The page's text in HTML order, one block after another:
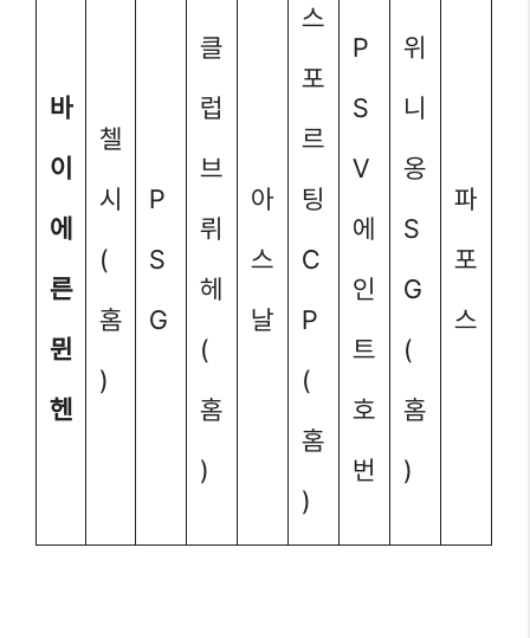
바
이
에
른
뮌
헨
첼
시
(
홈
)
P
S
G
클
럽
브
뤼
헤
(
홈
)
아
스
날
스
포
르
팅
C
P
(
홈
)
P
S
V
에
인
트
호
번
위
니
옹
S
G
(
홈
)
파
포
스